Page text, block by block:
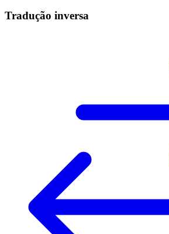
Tradução inversa